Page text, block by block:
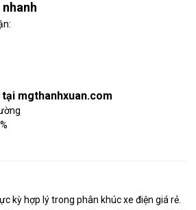
mgthanhxuan.com
kỳ hợp lý trong phân khúc xe điện giá rẻ.